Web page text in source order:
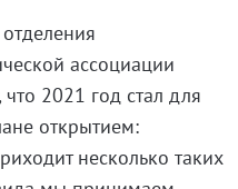
ассоциации
2021 год стал для
открытием:
несколько таких